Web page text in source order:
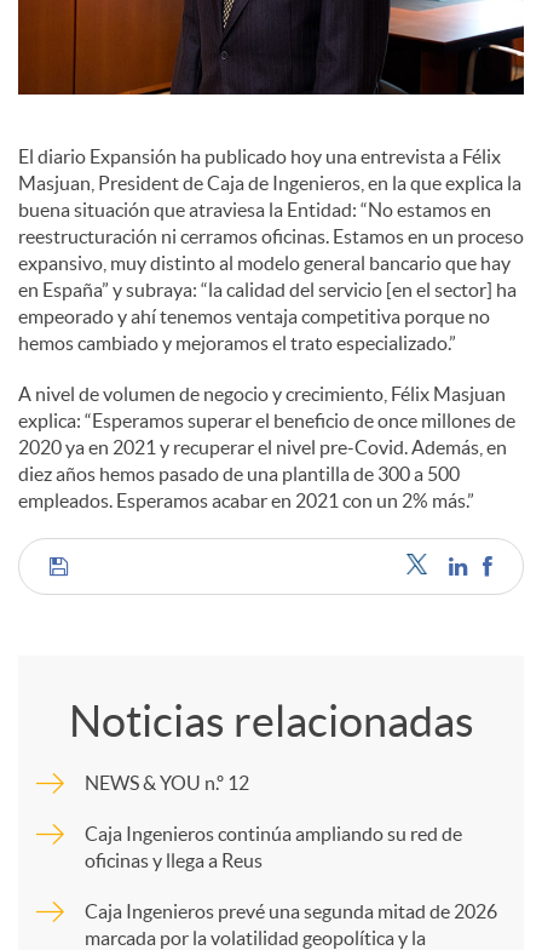
s
El diario Expansión ha publicado hoy una entrevista a Félix
Masjuan, President de Caja de Ingenieros, en la que explica la
buena situación que atraviesa la Entidad: “No estamos en
reestructuración ni cerramos oficinas. Estamos en un proceso
expansivo, muy distinto al modelo general bancario que hay
en España” y subraya: “la calidad del servicio [en el sector] ha
empeorado y ahí tenemos ventaja competitiva porque no
hemos cambiado y mejoramos el trato especializado.”
A nivel de volumen de negocio y crecimiento, Félix Masjuan
explica: “Esperamos superar el beneficio de once millones de
2020 ya en 2021 y recuperar el nivel pre-Covid. Además, en
diez años hemos pasado de una plantilla de 300 a 500
empleados. Esperamos acabar en 2021 con un 2% más.”
C
p
a
Noticias relacionadas
NEWS & YOU n.º 12
Caja Ingenieros continúa ampliando su red de
oficinas y llega a Reus
Caja Ingenieros prevé una segunda mitad de 2026
marcada por la volatilidad geopolítica y la